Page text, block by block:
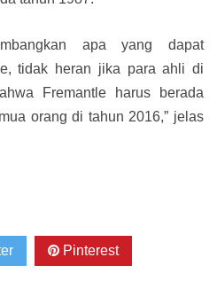
apa yang dapat
tidak heran jika para ahli di
Fremantle harus berada
orang di tahun 2016,” jelas
Pinterest